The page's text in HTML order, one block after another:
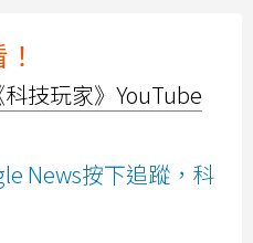
技玩家》YouTube
News按下追蹤，科